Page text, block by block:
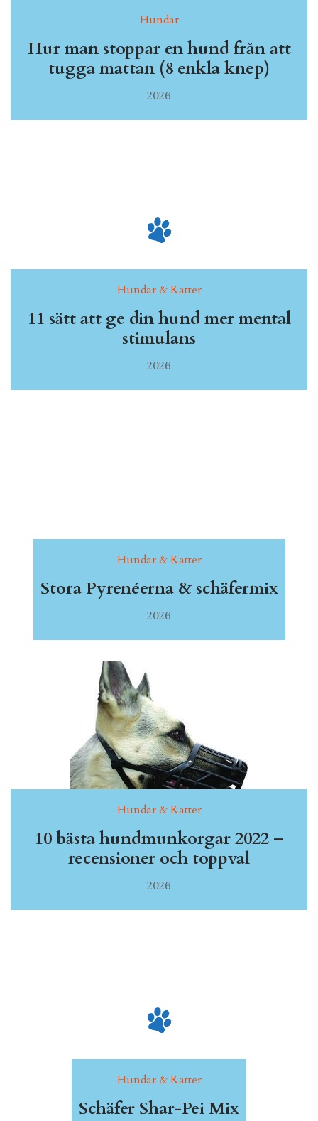
Hundar
Hur man stoppar en hund från att
tugga mattan (8 enkla knep)
2026
Hundar & Katter
11 sätt att ge din hund mer mental
stimulans
2026
Hundar & Katter
Stora Pyrenéerna & schäfermix
2026
Hundar & Katter
10 bästa hundmunkorgar 2022 –
recensioner och toppval
2026
Hundar & Katter
Schäfer Shar-Pei Mix